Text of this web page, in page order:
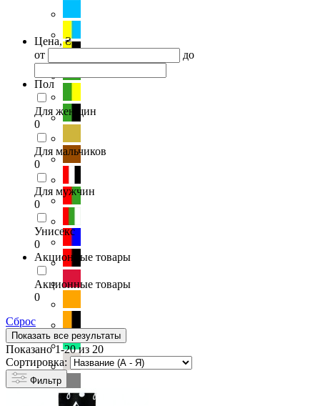
Цена, ₴
от
до
Пол
Для женщин
0
Для мальчиков
0
Для мужчин
0
Унисекс
0
Акционные товары
Акционные товары
0
Сброс
Показать все результаты
Показано 1-20 из 20
Сортировка:
Фильтр